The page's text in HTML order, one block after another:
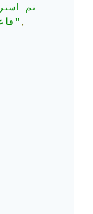
"نجحت العملية",